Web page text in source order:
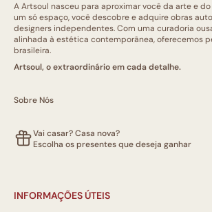
A Artsoul nasceu para aproximar você da arte e
um só espaço, você descobre e adquire obras
designers independentes. Com uma curadoria
alinhada à estética contemporânea, oferecemos
brasileira.
Artsoul, o extraordinário em cada detalhe.
Sobre Nós
Vai casar? Casa nova?
Escolha os presentes que deseja ganhar
INFORMAÇÕES ÚTEIS